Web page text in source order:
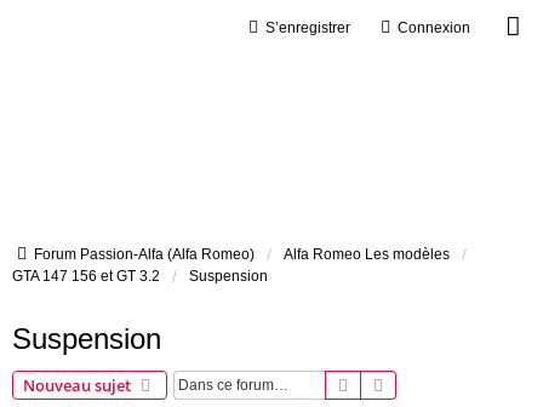
Connexion
S’enregistrer
Forum Passion-Alfa (Alfa Romeo)
Alfa Romeo Les modèles
GTA 147 156 et GT 3.2
Suspension
Suspension
Nouveau sujet Rechercher